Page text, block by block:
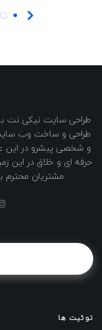
طراحی سایت نیکی نت با
طراحی و ساخت وب
و شخصی پیشرو در این
حرفه ای و خلاق در این
مشتریان محترم
توئیت ها